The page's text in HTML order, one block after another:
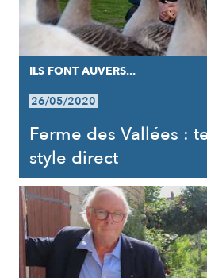
ILS FONT AUVERS...
26/05/2020
Ferme des Vallées :
style direct